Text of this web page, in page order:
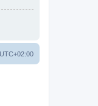
UTC+02:00